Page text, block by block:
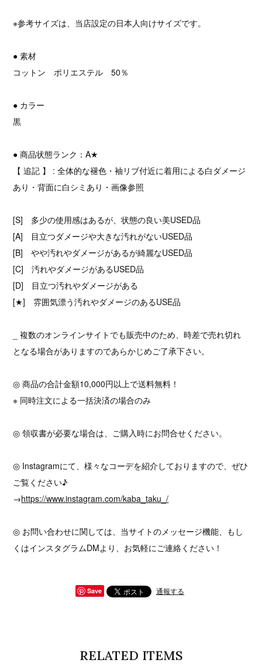
※参考サイズは、当店設定の日本人向けサイズです。
● 素材
コットン ポリエステル 50％
● カラー
黒
● 商品状態ランク：A★
【 追記 】 : 全体的な褪色・袖リブ付近に着用による白ダメージ
あり・背面に白シミあり・画像参照
[S] 多少の使用感はあるが、状態の良い美USED品
[A] 目立つダメージや大きな汚れがないUSED品
[B] やや汚れやダメージがあるが綺麗なUSED品
[C] 汚れやダメージがあるUSED品
[D] 目立つ汚れやダメージがある
[★] 雰囲気漂う汚れやダメージのあるUSE品
_ 複数のオンラインサイトでも販売中のため、時差で売れ切れ
となる場合がありますのであらかじめご了承下さい。
◎ 商品の合計金額10,000円以上で送料無料！
※ 同時注文による一括決済の場合のみ
◎ 領収書が必要な場合は、ご購入時にお問合せください。
◎ Instagramにて、様々なコーデを紹介しておりますので、ぜひ
ご覧ください♪
→https://www.instagram.com/kaba_taku_/
◎ お問い合わせに関しては、当サイトのメッセージ機能、もし
くはインスタグラムDMより、お気軽にご連絡ください！
Save 通報する
RELATED ITEMS